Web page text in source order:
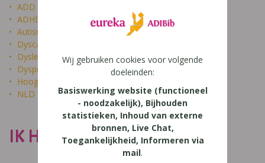
ADD
ADHD
Autisme
Dyscalculie
Dyslexie
Dyspraxie
Hoogbegaafdheid
NLD
IK HEET NIET DOM
Wij gebruiken cookies voor volgende
doeleinden:
Basiswerking website (functioneel
- noodzakelijk), Bijhouden
statistieken, Inhoud van externe
bronnen, Live Chat,
Toegankelijkheid, Informeren via
mail.